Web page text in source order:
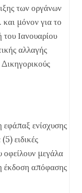
των οργάνων
μόνον για το
του Ιανουαρίου
αλλαγής
ενίσχυσης
ειδικές
μεγάλα
έκδοση απόφασης